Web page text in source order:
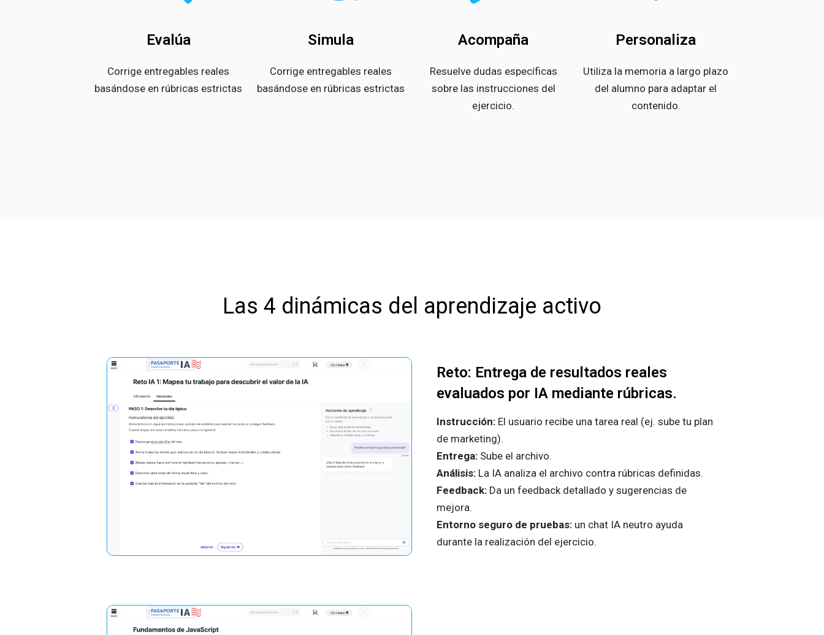
Evalúa
Corrige entregables reales
basándose en rúbricas estrictas
Simula
Corrige entregables reales
basándose en rúbricas estrictas
Acompaña
Resuelve dudas específicas
sobre las instrucciones del
ejercicio.
Personaliza
Utiliza la memoria a largo plazo
del alumno para adaptar el
contenido.
Las 4 dinámicas del aprendizaje activo
Reto: Entrega de resultados reales
evaluados por IA mediante rúbricas.
Instrucción:El usuario recibe una tarea real (ej. sube tu plan
de marketing).
Entrega: Sube el archivo.
Análisis: La IA analiza el archivo contra rúbricas definidas.
Feedback: Da un feedback detallado y sugerencias de
mejora.
Entorno seguro de pruebas:un chat IA neutro ayuda
durante la realización del ejercicio.